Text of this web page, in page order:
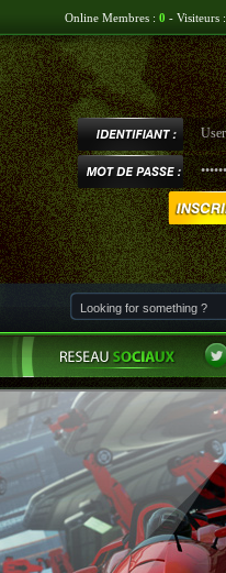
Online Membres : 0 - Visiteurs :